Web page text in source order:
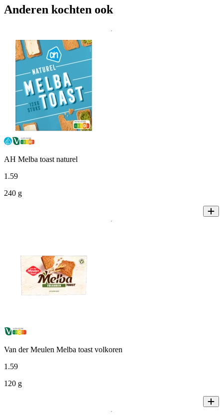
Anderen kochten ook
AH Melba toast naturel
1 .59
240 g
Van der Meulen Melba toast volkoren
1 .59
120 g